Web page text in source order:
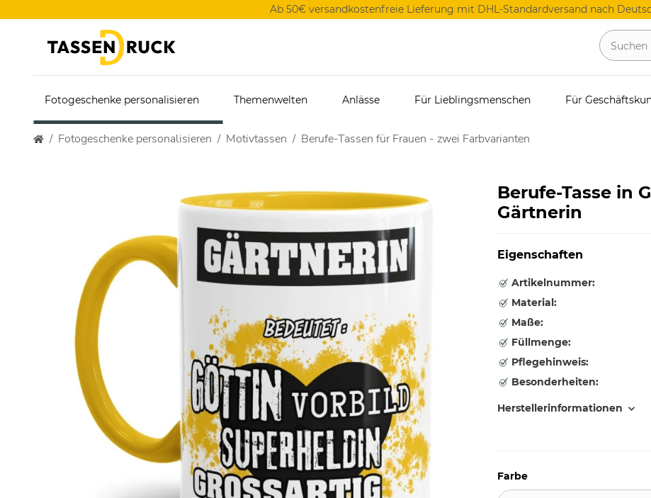
Ab 50€ versandkostenfreie Lieferung mit DHL-Standardversand nach
Fotogeschenke personalisieren Themenwelten Anlässe Für Lieblingsmenschen Für
Fotogeschenke personalisieren Motivtassen Berufe-Tassen für Frauen - zwei Farbvarianten
Berufe-Tasse in
Gärtnerin
Eigenschaften
Artikelnummer:
Material:
Maße:
Füllmenge:
Pflegehinweis:
Besonderheiten:
Herstellerinformationen
Farbe